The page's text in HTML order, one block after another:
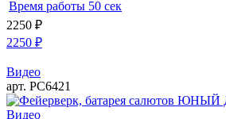
Время работы 50 сек
2250 ₽
2250 ₽
Видео
арт. РС6421
Видео